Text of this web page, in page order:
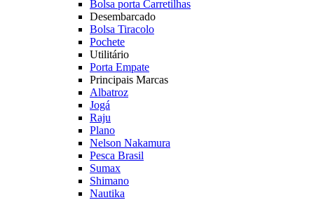
Bolsa porta Carretilhas
Desembarcado
Bolsa Tiracolo
Pochete
Utilitário
Porta Empate
Principais Marcas
Albatroz
Jogá
Raju
Plano
Nelson Nakamura
Pesca Brasil
Sumax
Shimano
Nautika